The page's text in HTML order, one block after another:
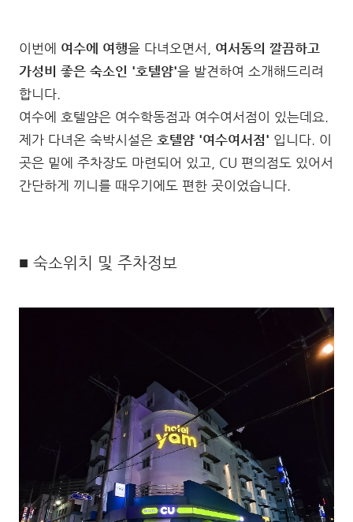
이번에 여수에 여행을 다녀오면서, 여서동의 깔끔하고
가성비 좋은 숙소인 '호텔얌'을 발견하여 소개해드리려
합니다.
여수에 호텔얌은 여수학동점과 여수여서점이 있는데요.
제가 다녀온 숙박시설은 호텔얌 '여수여서점' 입니다. 이
곳은 밑에 주차장도 마련되어 있고, CU 편의점도 있어서
간단하게 끼니를 때우기에도 편한 곳이었습니다.
■ 숙소위치 및 주차정보